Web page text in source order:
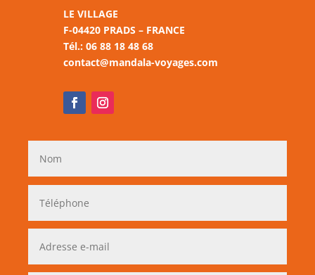
LE VILLAGE
F-04420 PRADS – FRANCE
Tél.: 06 88 18 48 68
contact@mandala-voyages.com